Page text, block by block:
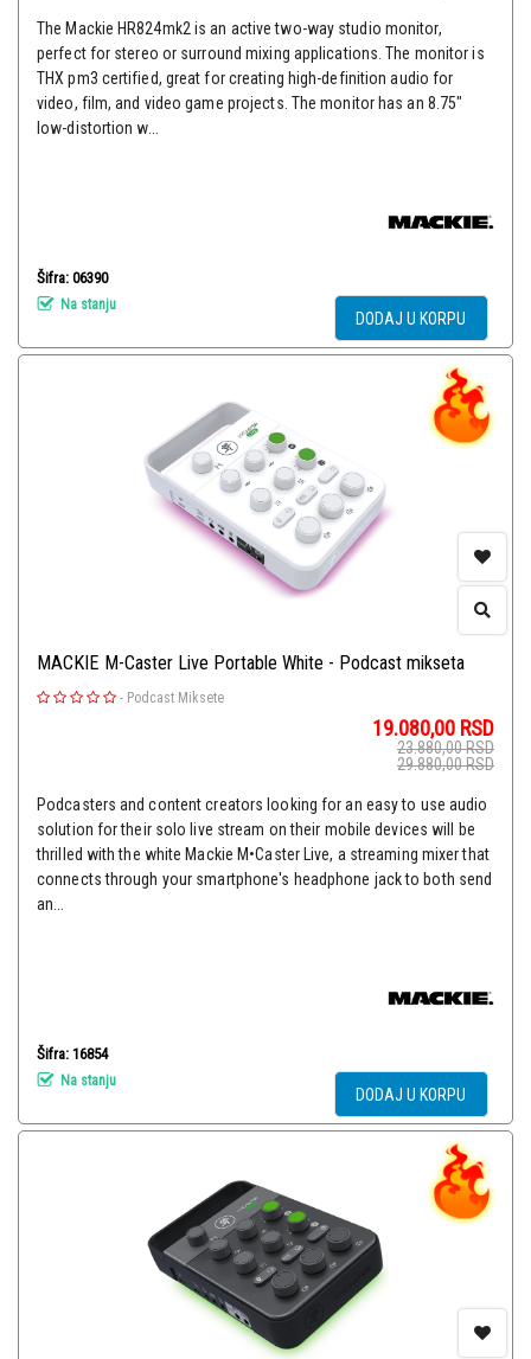
The Mackie HR824mk2 is an active two-way studio monitor,
perfect for stereo or surround mixing applications. The monitor is
THX pm3 certified, great for creating high-definition audio for
video, film, and video game projects. The monitor has an 8.75"
low-distortion w...
Šifra: 06390
Na stanju
DODAJ U KORPU
MACKIE M-Caster Live Portable White - Podcast mikseta
- Podcast Miksete
19.080,00 RSD
23.880,00RSD
29.880,00RSD
Podcasters and content creators looking for an easy to use audio
solution for their solo live stream on their mobile devices will be
thrilled with the white Mackie M•Caster Live, a streaming mixer that
connects through your smartphone's headphone jack to both send
an...
Šifra: 16854
Na stanju
DODAJ U KORPU